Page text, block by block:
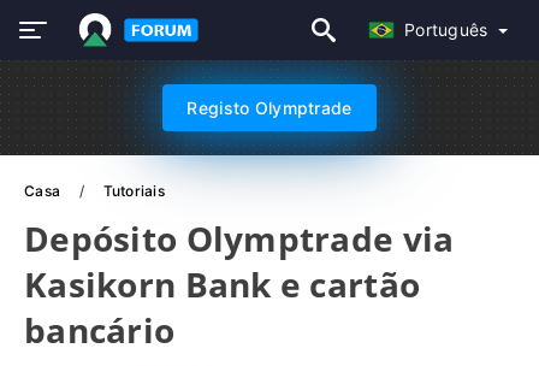
Português
Registo Olymptrade
Casa Tutoriais
Depósito Olymptrade via
Kasikorn Bank e cartão
bancário